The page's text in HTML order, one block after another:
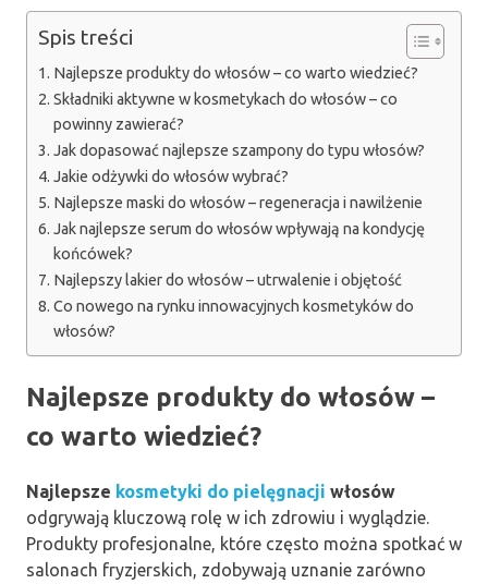
Spis treści
Najlepsze produkty do włosów – co warto wiedzieć?
Składniki aktywne w kosmetykach do włosów – co
powinny zawierać?
Jak dopasować najlepsze szampony do typu włosów?
Jakie odżywki do włosów wybrać?
Najlepsze maski do włosów – regeneracja i nawilżenie
Jak najlepsze serum do włosów wpływają na kondycję
końcówek?
Najlepszy lakier do włosów – utrwalenie i objętość
Co nowego na rynku innowacyjnych kosmetyków do
włosów?
Najlepsze produkty do włosów –
co warto wiedzieć?
Najlepsze kosmetyki do pielęgnacji włosów
odgrywają kluczową rolę w ich zdrowiu i wyglądzie.
Produkty profesjonalne, które często można spotkać w
salonach fryzjerskich, zdobywają uznanie zarówno